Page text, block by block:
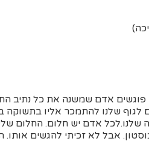
פוגשים אדם שמשנה את כל נתיב
לגוף שלנו להתמכר אליו בתשוקה
שלנו.לכל אדם יש חלום. החלום
אבל לא זכיתי להגשים אותו.